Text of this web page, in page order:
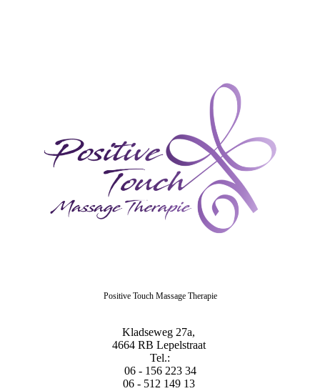
Positive Touch Massage Therapie
Kladseweg 27a,
4664 RB Lepelstraat
Tel.:
06 - 156 223 34
06 - 512 149 13